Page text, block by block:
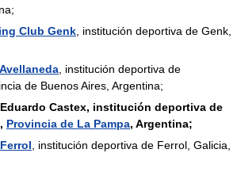
Club Genk , institución deportiva de Genk,
, institución deportiva de
de Buenos Aires, Argentina;
Castex, institución deportiva de
, Provincia de La Pampa, Argentina;
, institución deportiva de Ferrol, Galicia,